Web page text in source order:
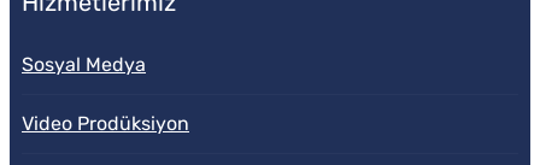
Sosyal Medya
Video Prodüksiyon